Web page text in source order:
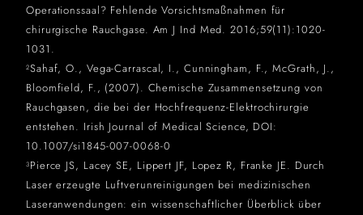
Operationssaal? Fehlende Vorsichtsmaßnahmen für
chirurgische Rauchgase. Am J Ind Med. 2016;59(11):1020-
1031.
2Sahaf, O., Vega-Carrascal, I., Cunningham, F., McGrath, J.,
Bloomfield, F., (2007). Chemische Zusammensetzung von
Rauchgasen, die bei der Hochfrequenz-Elektrochirurgie
entstehen. Irish Journal of Medical Science, DOI:
10.1007/si1845-007-0068-0
3Pierce JS, Lacey SE, Lippert JF, Lopez R, Franke JE. Durch
Laser erzeugte Luftverunreinigungen bei medizinischen
Laseranwendungen: ein wissenschaftlicher Überblick über